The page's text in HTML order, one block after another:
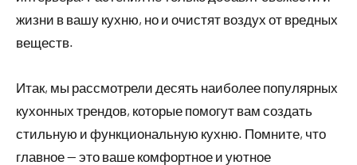
жизни в вашу кухню, но и очистят воздух от вредных
веществ.
Итак, мы рассмотрели десять наиболее популярных
кухонных трендов, которые помогут вам создать
стильную и функциональную кухню. Помните, что
главное — это ваше комфортное и уютное